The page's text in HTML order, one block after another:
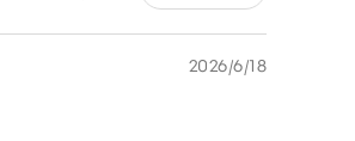
2026/6/18